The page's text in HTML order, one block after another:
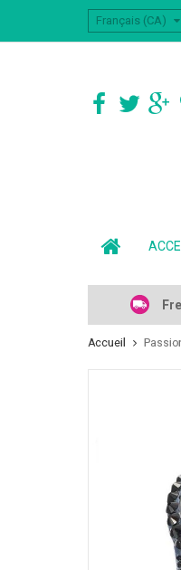
Français (CA)
Accueil